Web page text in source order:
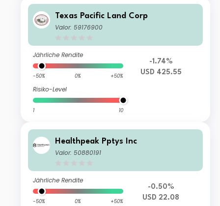
Texas Pacific Land Corp
Valor: 59176900
Jährliche Rendite
-50% 0% +50%
Risiko-Level
1 10
-1.74%
USD 425.55
Healthpeak Pptys Inc
Valor: 50880191
Jährliche Rendite
-50% 0% +50%
-0.50%
USD 22.08